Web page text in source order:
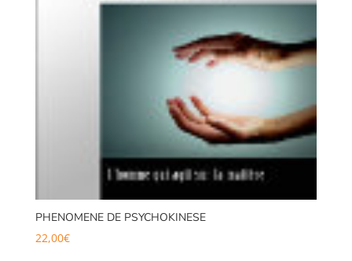
PHENOMENE DE PSYCHOKINESE
22,00€